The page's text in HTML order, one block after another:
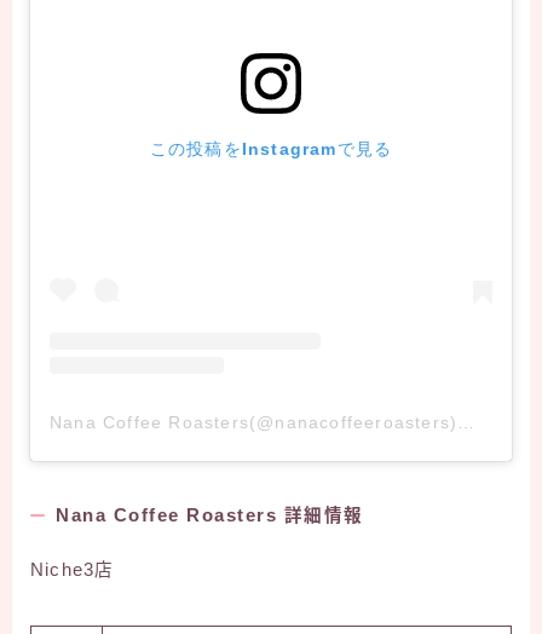
この投稿をInstagramで見る
Nana Coffee Roasters 詳細情報
Niche3店